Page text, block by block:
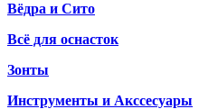
Вёдра и Сито
Всё для оснасток
Зонты
Инструменты и Акссесуары